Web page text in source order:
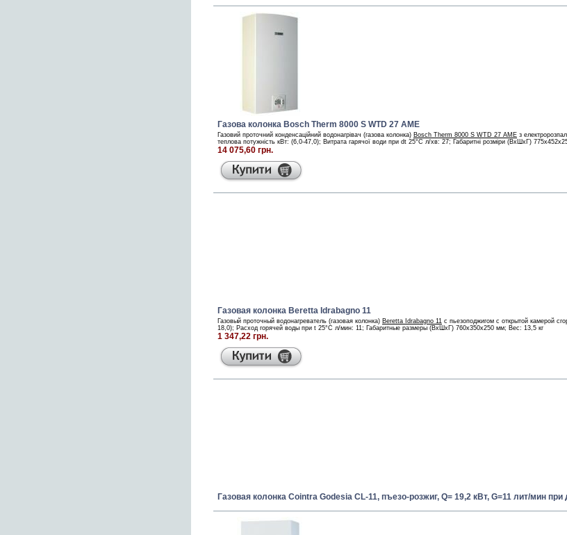
Газова колонка Bosch Therm 8000 S WTD 27 AME
Газовий проточний конденсаційний водонагрівач (газова колонка) Bosch Therm 8000 S WTD 27 AME з
теплова потужність кВт: (6,0-47,0); Витрата гарячої води при dt 25°С л/хв: 27; Габаритні розміри (ВхШхГ)
14 075,60 грн.
Газовая колонка Beretta Idrabagno 11
Газовый проточный водонагреватель (газовая колонка) Beretta Idrabagno 11 с пьезоподжигом с открытой камерой
18,0); Расход горячей воды при t 25°С л/мин: 11; Габаритные размеры (ВхШхГ) 760x350x250 мм; Вес: 13,5 кг
1 347,22 грн.
Газовая колонка Cointra Godesia CL-11, пъезо-розжиг, Q= 19,2 кВт, G=11 лит/мин